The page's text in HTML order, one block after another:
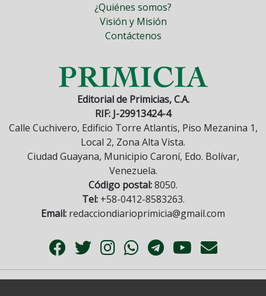
¿Quiénes somos?
Visión y Misión
Contáctenos
Editorial de Primicias, C.A.
RIF: J-29913424-4
Calle Cuchivero, Edificio Torre Atlantis, Piso Mezanina 1,
Local 2, Zona Alta Vista.
Ciudad Guayana, Municipio Caroní, Edo. Bolívar,
Venezuela.
Código postal:8050.
Tel:+58-0412-8583263.
Email: redacciondiarioprimicia@gmail.com